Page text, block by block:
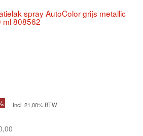
spray AutoColor grijs metallic
ml 808562
Incl. 21,00% BTW